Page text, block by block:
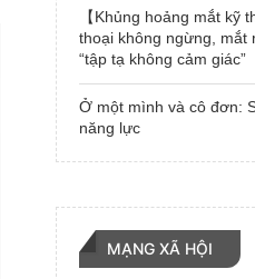
【Khủng hoảng mắt kỹ
thoại không ngừng, mắt
“tập tạ không cảm giác”
Ở một mình và cô đơn:
năng lực
MẠNG XÃ HỘI